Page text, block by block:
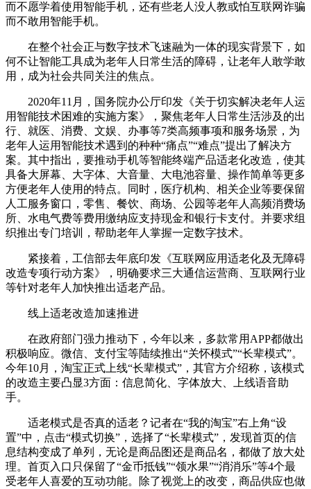
而不愿学着使用智能手机，还有些老人没人教或怕互联网诈骗
而不敢用智能手机。
在整个社会正与数字技术飞速融为一体的现实背景下，如
何不让智能工具成为老年人日常生活的障碍，让老年人敢学敢
用，成为社会共同关注的焦点。
2020年11月，国务院办公厅印发《关于切实解决老年人运
用智能技术困难的实施方案》，聚焦老年人日常生活涉及的出
行、就医、消费、文娱、办事等7类高频事项和服务场景，为
老年人运用智能技术遇到的种种“痛点”“难点”提出了解决方
案。其中指出，要推动手机等智能终端产品适老化改造，使其
具备大屏幕、大字体、大音量、大电池容量、操作简单等更多
方便老年人使用的特点。同时，医疗机构、相关企业等要保留
人工服务窗口，零售、餐饮、商场、公园等老年人高频消费场
所、水电气费等费用缴纳应支持现金和银行卡支付。并要求组
织推出专门培训，帮助老年人掌握一定数字技术。
紧接着，工信部去年底印发《互联网应用适老化及无障碍
改造专项行动方案》，明确要求三大通信运营商、互联网行业
等针对老年人加快推出适老产品。
线上适老改造加速推进
在政府部门强力推动下，今年以来，多款常用APP都做出
积极响应。微信、支付宝等陆续推出“关怀模式”“长辈模式”。
今年10月，淘宝正式上线“长辈模式”，其官方介绍称，该模式
的改造主要凸显3方面：信息简化、字体放大、上线语音助
手。
适老模式是否真的适老？记者在“我的淘宝”右上角“设
置”中，点击“模式切换”，选择了“长辈模式”，发现首页的信
息结构变成了单列，无论是商品图还是商品名，都做了放大处
理。首页入口只保留了“金币抵钱”“领水果”“消消乐”等4个最
受老年人喜爱的互动功能。除了视觉上的改变，商品供应也做